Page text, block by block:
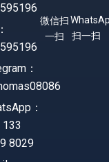
：
：
8029
微信扫
一扫
扫一扫